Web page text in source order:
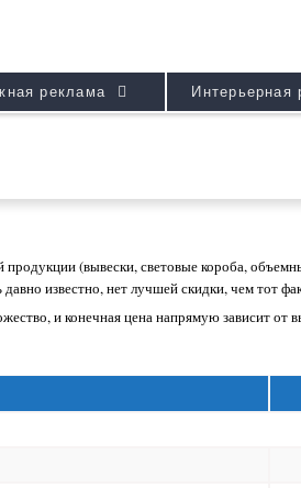
реклама Интерьерная
(вывески, световые короба,
известно, нет лучшей скидки, чем тот
и конечная цена напрямую зависит